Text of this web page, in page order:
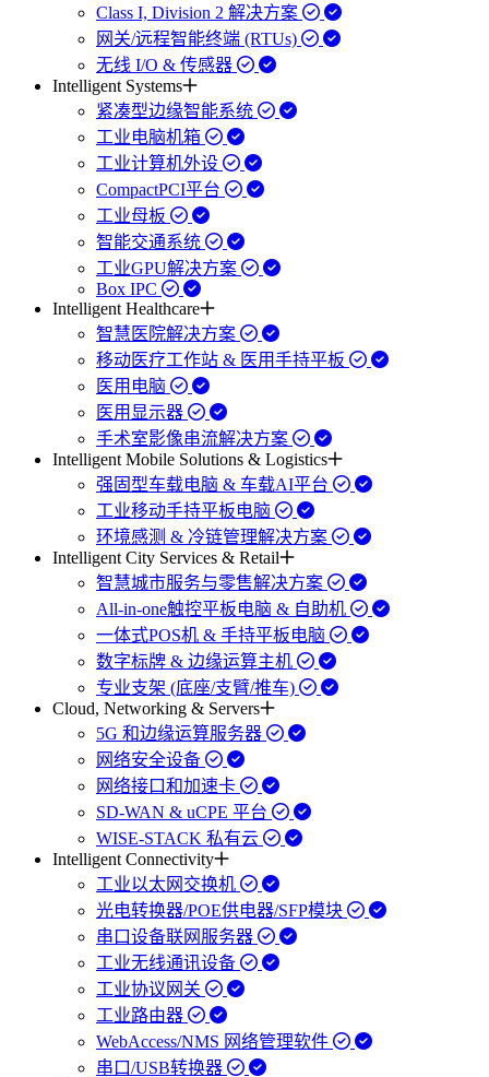
Class I, Division 2 解决方案
网关/远程智能终端 (RTUs)
无线 I/O & 传感器
Intelligent Systems
紧凑型边缘智能系统
工业电脑机箱
工业计算机外设
CompactPCI平台
工业母板
智能交通系统
工业GPU解决方案
Box IPC
Intelligent Healthcare
智慧医院解决方案
移动医疗工作站 & 医用手持平板
医用电脑
医用显示器
手术室影像串流解决方案
Intelligent Mobile Solutions & Logistics
强固型车载电脑 & 车载AI平台
工业移动手持平板电脑
环境感测 & 冷链管理解决方案
Intelligent City Services & Retail
智慧城市服务与零售解决方案
All-in-one触控平板电脑 & 自助机
一体式POS机 & 手持平板电脑
数字标牌 & 边缘运算主机
专业支架 (底座/支臂/推车)
Cloud, Networking & Servers
5G 和边缘运算服务器
网络安全设备
网络接口和加速卡
SD-WAN & uCPE 平台
WISE-STACK 私有云
Intelligent Connectivity
工业以太网交换机
光电转换器/POE供电器/SFP模块
串口设备联网服务器
工业无线通讯设备
工业协议网关
工业路由器
WebAccess/NMS 网络管理软件
串口/USB转换器